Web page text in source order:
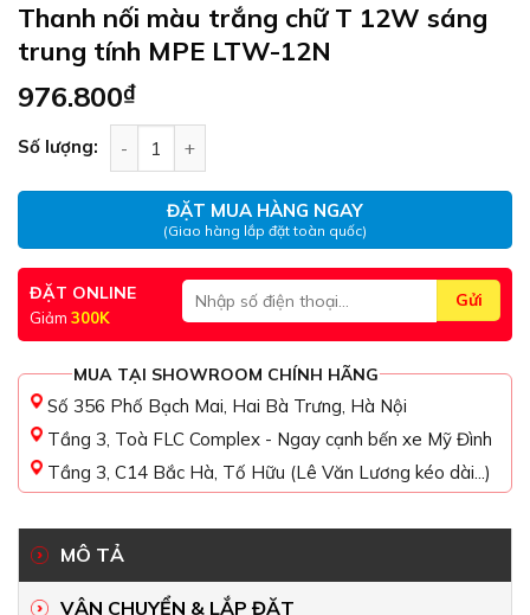
Thanh nối màu trắng chữ T 12W sáng
trung tính MPE LTW-12N
976.800₫
Số lượng:
ĐẶT MUA HÀNG NGAY
(Giao hàng lắp đặt toàn quốc)
ĐẶT ONLINE
Giảm 300K
MUA TẠI SHOWROOM CHÍNH HÃNG
Số 356 Phố Bạch Mai, Hai Bà Trưng, Hà Nội
Tầng 3, Toà FLC Complex - Ngay cạnh bến xe Mỹ Đình
Tầng 3, C14 Bắc Hà, Tố Hữu (Lê Văn Lương kéo dài...)
MÔ TẢ
VẬN CHUYỂN & LẮP ĐẶT